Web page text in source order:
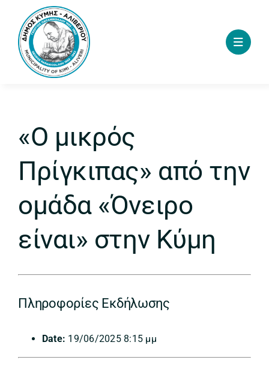
content
«Ο μικρός
Πρίγκιπας» από την
ομάδα «Όνειρο
είναι» στην Κύμη
Πληροφορίες Εκδήλωσης
Date: 19/06/2025 8:15 μμ